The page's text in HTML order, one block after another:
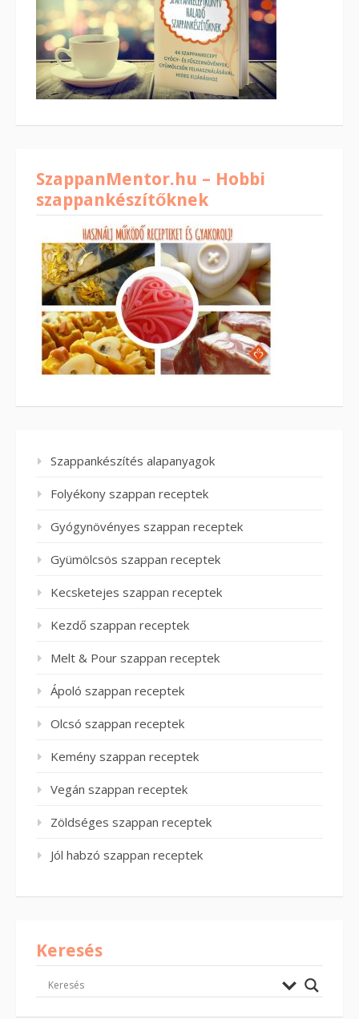
SzappanMentor.hu – Hobbi
szappankészítőknek
Szappankészítés alapanyagok
Folyékony szappan receptek
Gyógynövényes szappan receptek
Gyümölcsös szappan receptek
Kecsketejes szappan receptek
Kezdő szappan receptek
Melt & Pour szappan receptek
Ápoló szappan receptek
Olcsó szappan receptek
Kemény szappan receptek
Vegán szappan receptek
Zöldséges szappan receptek
Jól habzó szappan receptek
Keresés